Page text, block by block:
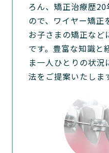
ろん、矯正治療歴
ので、ワイヤー矯正
お子さまの矯正など
です。豊富な知識と
ま一人ひとりの状況
法をご提案いたしま